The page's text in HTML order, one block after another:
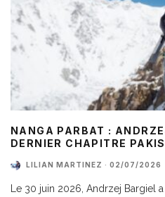
NANGA PARBAT :
DERNIER CHAPITRE
LILIAN MARTINEZ · 02/07/2026
Le 30 juin 2026, Andrzej Bargiel